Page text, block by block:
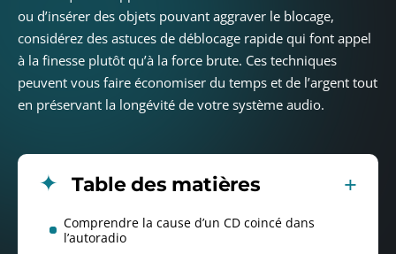
ou d’insérer des objets pouvant aggraver le blocage,
considérez des astuces de déblocage rapide qui font appel
à la finesse plutôt qu’à la force brute. Ces techniques
peuvent vous faire économiser du temps et de l’argent tout
en préservant la longévité de votre système audio.
Table des matières
Comprendre la cause d’un CD coincé dans
l’autoradio